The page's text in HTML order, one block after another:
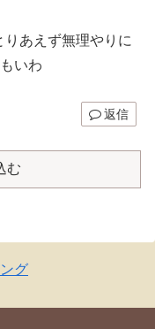
あえず無理やりに
いわ
返信
む